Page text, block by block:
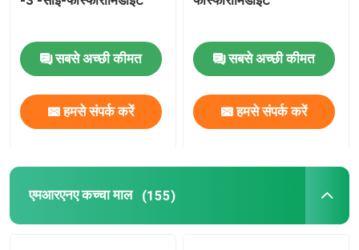
वितरण प्रणाली
सबसे अच्छी कीमत
हमसे संपर्क करें
सबसे अच्छी कीमत
हमसे संपर्क करें
एमआरएनए कच्चा माल (155)